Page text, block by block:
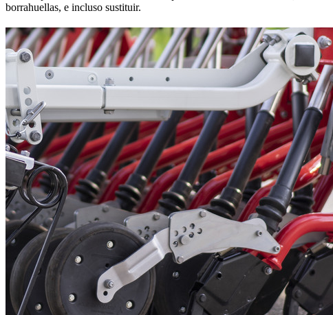
borrahuellas, e incluso sustituir.